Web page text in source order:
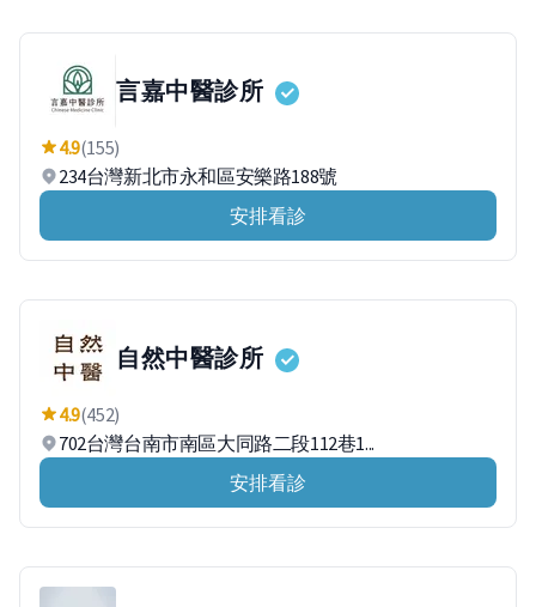
言嘉中醫診所
4.9(155)
234台灣新北市永和區安樂路188號
安排看診
自然中醫診所
4.9(452)
702台灣台南市南區大同路二段112巷1...
安排看診